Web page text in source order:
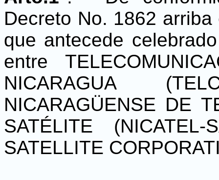
Decreto No. 1862
que antecede
entre
NICARAGUA
NICARAGÜENSE DE
SATÉLITE
SATELLITE